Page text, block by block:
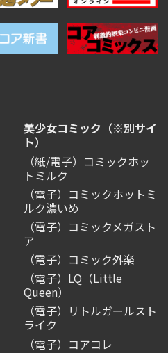
美少女コミック（※別サイ
ト）
（紙/電子）コミックホッ
トミルク
（電子）コミックホットミ
ルク濃いめ
（電子）コミックメガスト
ア
（電子）コミック外楽
（電子）LQ（Little
Queen）
（電子）リトルガールスト
ライク
（電子）コアコレ